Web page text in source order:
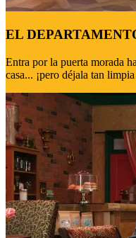
EL
Entra por la puerta morada
casa... ¡pero déjala tan